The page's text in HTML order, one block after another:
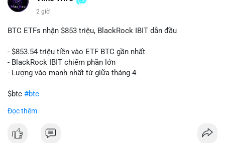
2 giờ
BTC ETFs nhận $853 triệu, BlackRock IBIT dẫn đầu
- $853.54 triệu tiền vào ETF BTC gần nhất
- BlackRock IBIT chiếm phần lớn
- Lượng vào mạnh nhất từ giữa tháng 4
$btc #btc
#vlikevn
📰 Nguồn: CoinDesk
Đọc thêm